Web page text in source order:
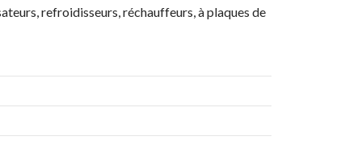
refroidisseurs, réchauffeurs, à plaques de